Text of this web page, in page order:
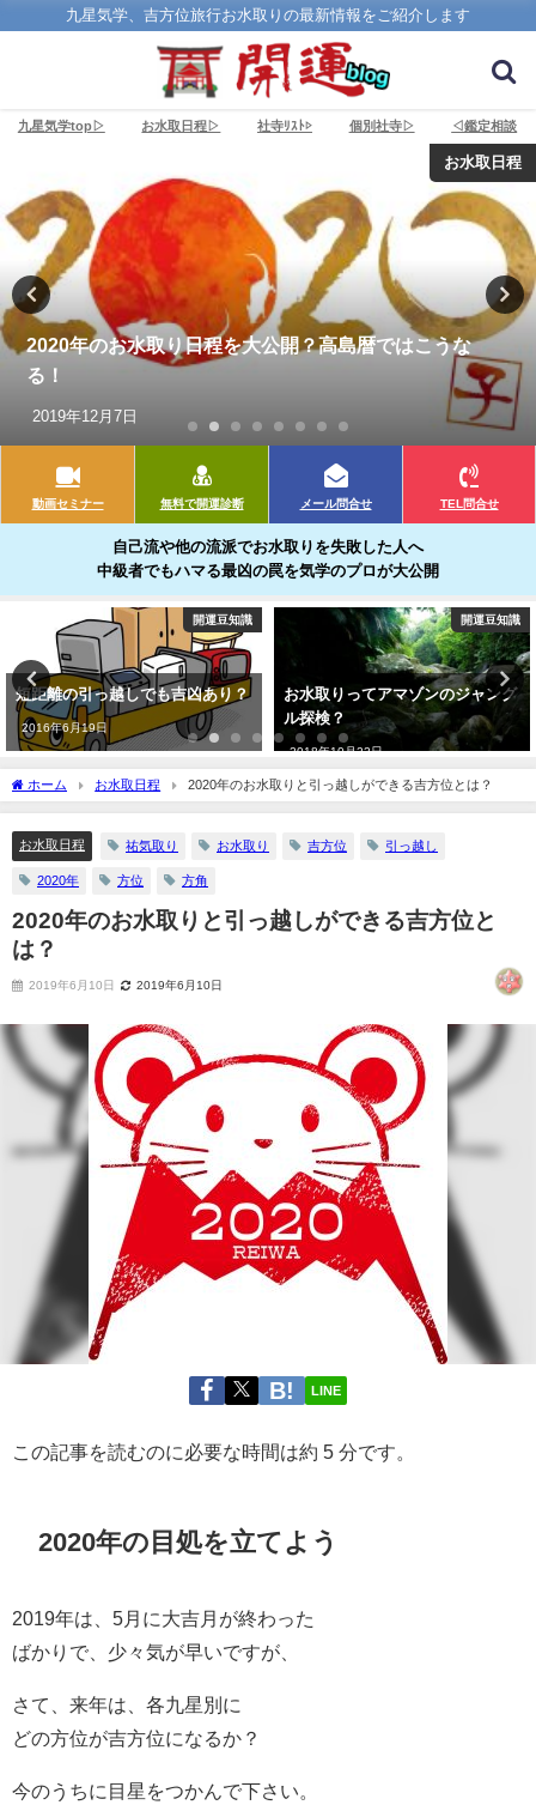
九星気学、吉方位旅行お水取りの最新情報をご紹介します
九星気学top▷ お水取日程▷ 社寺ﾘｽﾄ▷ 個別社寺▷ ◁鑑定相談
お水取日程
2020年のお水取り日程を大公開？高島暦ではこうな
る！
2019年12月7日
動画セミナー 無料で開運診断 メール問合せ TEL問合せ
自己流や他の流派でお水取りを失敗した人へ
中級者でもハマる最凶の罠を気学のプロが大公開
開運豆知識
短距離の引っ越しでも吉凶あり？
2016年6月19日
開運豆知識
お水取りってアマゾンのジャング
ル探検？
2018年10月22日
ホーム お水取日程 2020年のお水取りと引っ越しができる吉方位とは？
お水取日程 祐気取り お水取り 吉方位 引っ越し
2020年 方位 方角
2020年のお水取りと引っ越しができる吉方位と
は？
2019年6月10日 2019年6月10日
LINE
この記事を読むのに必要な時間は約 5 分です。
2020年の目処を立てよう
2019年は、5月に大吉月が終わった
ばかりで、少々気が早いですが、
さて、来年は、各九星別に
どの方位が吉方位になるか？
今のうちに目星をつかんで下さい。